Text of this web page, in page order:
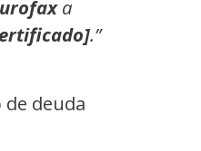
a
.”
de deuda